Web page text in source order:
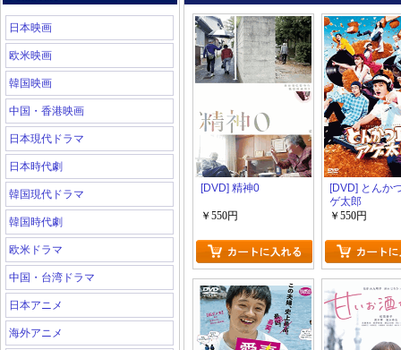
日本映画
欧米映画
韓国映画
中国・香港映画
日本現代ドラマ
日本時代劇
韓国現代ドラマ
韓国時代劇
欧米ドラマ
中国・台湾ドラマ
日本アニメ
海外アニメ
[DVD] 精神0
￥550円
[DVD] とんか
ゲ太郎
￥550円